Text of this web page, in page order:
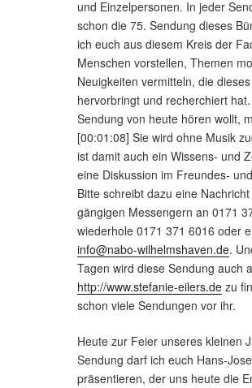
und Einzelpersonen. In jeder
schon die 75. Sendung dieses
ich euch aus diesem Kreis der
Menschen vorstellen, Themen
Neuigkeiten vermitteln, die
hervorbringt und recherchiert
Sendung von heute hören wollt,
[00:01:08] Sie wird ohne Musik
ist damit auch ein Wissens- und
eine Diskussion im Freundes-
Bitte schreibt dazu eine
gängigen Messengern an 0171
wiederhole 0171 371 6016 oder
info@nabo-wilhelmshaven.de.
Tagen wird diese Sendung auch
http://www.stefanie-eilers.de zu
schon viele Sendungen vor ihr.
Heute zur Feier unseres kleinen
Sendung darf ich euch Hans-
präsentieren, der uns heute die